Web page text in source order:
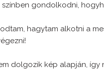
gondolkodni,
hagytam alkotni a
dolgozik kép alapján, így